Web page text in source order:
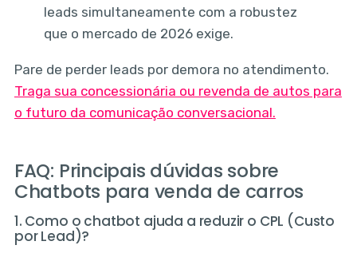
leads simultaneamente com a robustez
que o mercado de 2026 exige.
Pare de perder leads por demora no atendimento.
Traga sua concessionária ou revenda de autos para
o futuro da comunicação conversacional.
FAQ: Principais dúvidas sobre
Chatbots para venda de carros
1. Como o chatbot ajuda a reduzir o CPL (Custo
por Lead)?